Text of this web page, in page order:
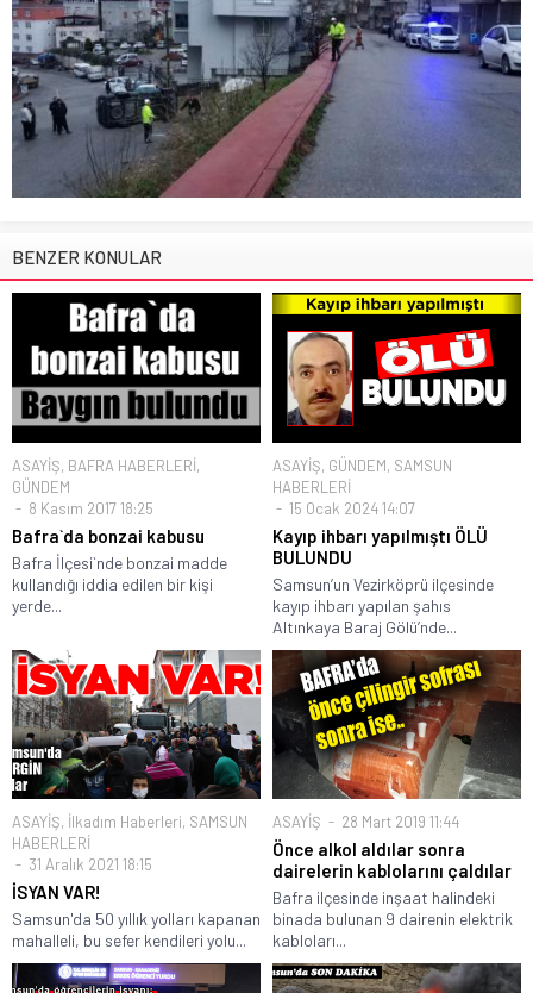
BENZER KONULAR
ASAYİŞ, BAFRA HABERLERİ,
GÜNDEM
8 Kasım 2017 18:25
Bafra`da bonzai kabusu
Bafra İlçesi`nde bonzai madde
kullandığı iddia edilen bir kişi
yerde...
ASAYİŞ, GÜNDEM, SAMSUN
HABERLERİ
15 Ocak 2024 14:07
Kayıp ihbarı yapılmıştı ÖLÜ
BULUNDU
Samsun’un Vezirköprü ilçesinde
kayıp ihbarı yapılan şahıs
Altınkaya Baraj Gölü’nde...
ASAYİŞ, İlkadım Haberleri, SAMSUN
HABERLERİ
31 Aralık 2021 18:15
İSYAN VAR!
Samsun'da 50 yıllık yolları kapanan
mahalleli, bu sefer kendileri yolu...
ASAYİŞ 28 Mart 2019 11:44
Önce alkol aldılar sonra
dairelerin kablolarını çaldılar
Bafra ilçesinde inşaat halindeki
binada bulunan 9 dairenin elektrik
kabloları...